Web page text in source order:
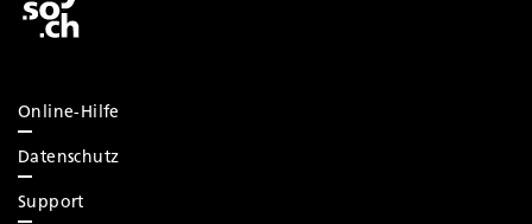
Online-Hilfe
Datenschutz
Support